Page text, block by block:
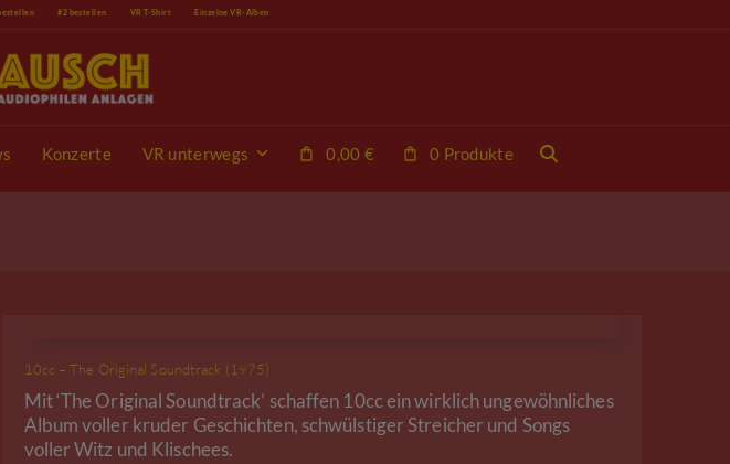
#2 bestellen VR T-Shirt Einzelne VR-Alben
Konzerte VR unterwegs 0,00 € 0 Produkte
10cc – The Original Soundtrack (1975)
Mit ‘The Original Soundtrack’ schaffen 10cc ein wirklich ungewöhnliches
Album voller kruder Geschichten, schwülstiger Streicher und Songs
voller Witz und Klischees.